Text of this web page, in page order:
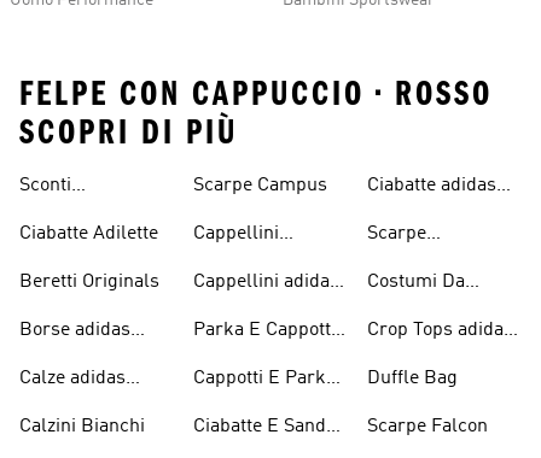
FELPE CON CAPPUCCIO • ROSSO
SCOPRI DI PIÙ
Sconti
adidas Originals
Ciabatte Adilette
Beretti Originals
Borse adidas
Calze adidas
Calzini Bianchi
Scarpe Campus
Cappellini
Cappellini adidas
Parka E Cappotti
Cappotti E Parkas
Ciabatte E Sandali
Ciabatte adidas
Scarpe
Costumi Da
Crop Tops adidas
Duffle Bag
Scarpe Falcon